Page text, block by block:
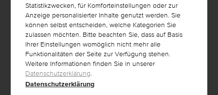
ONLINESCHULUNG LOOK & STYLE
Für diese Schulung gibt es derzeit (noch) keine Termine. Wenn
Sie Interesse an dieser Schulung haben, wenden Sie sich bitte
direkt an uns.
Statistikzwecken, für Komforteinstellungen oder zur
Anzeige personalisierter Inhalte genutzt werden. Sie
können selbst entscheiden, welche Kategorien Sie
zulassen möchten. Bitte beachten Sie, dass auf Basis
Ihrer Einstellungen womöglich nicht mehr alle
Funktionalitäten der Seite zur Verfügung stehen.
Weitere Informationen finden Sie in unserer
Datenschutzerklärung.
Datenschutzerklärung